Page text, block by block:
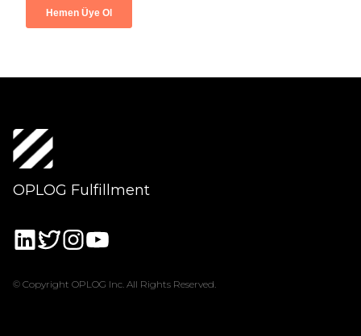
OPLOG Fulfillment
© Copyright OPLOG Inc. All Rights Reserved.